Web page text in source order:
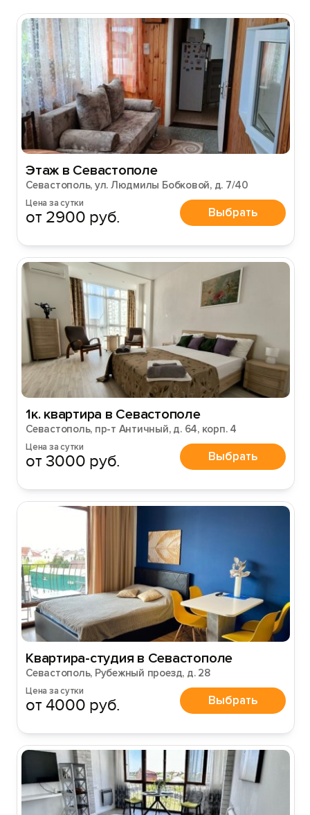
Этаж в Севастополе
Севастополь, ул. Людмилы Бобковой, д. 7/40
Цена за сутки
от 2900 руб. Выбрать
1к. квартира в Севастополе
Севастополь, пр-т Античный, д. 64, корп. 4
Цена за сутки
от 3000 руб. Выбрать
Квартира-студия в Севастополе
Севастополь, Рубежный проезд, д. 28
Цена за сутки
от 4000 руб. Выбрать